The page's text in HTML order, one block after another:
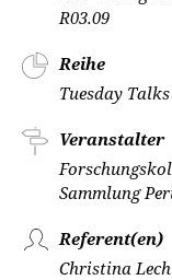
R03.09
Reihe
Tuesday Talks
Veranstalter
Sammlung
Referent(en)
Christina